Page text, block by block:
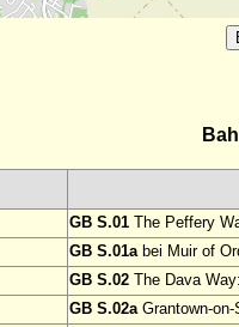
GB S.01 The Peffery
GB S.01abei Muir of
GB S.02 The Dava
GB S.02aGrantown-on-